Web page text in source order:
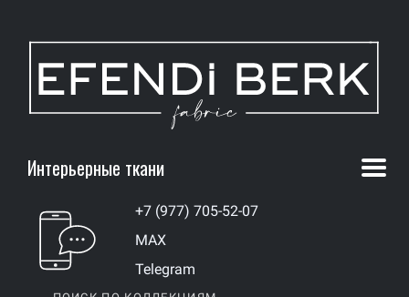
Интерьерные ткани
+7 (977) 705-52-07
MAX
Telegram